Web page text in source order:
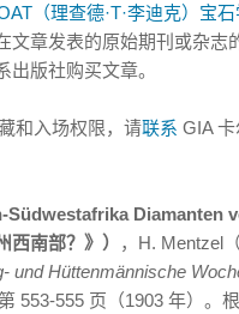
（理查德·T·李迪克）宝
文章发表的原始期刊或杂志
出版社购买文章。
和入场权限，请联系 GIA
Südwestafrika Diamanten
西南部？》）
，H. Mentzel
und Hüttenmännische
553-555 页（1903 年）。